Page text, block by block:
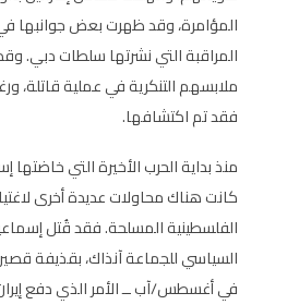
المؤامرة، وقد ظهرت بعض جوانبها
المراقبة التي نشرتها سلطات دبي.
ملابسهم التنكرية في عملية قاتلة،
فقد تم اكتشافها.
منذ بداية الحرب الأخيرة التي
كانت هناك محاولات عديدة أخرى
الفلسطينية المسلحة. فقد قُتل
السياسي للجماعة آنذاك، بقذيفة
في أغسطس/آب ــ الأمر الذي دفع إيران